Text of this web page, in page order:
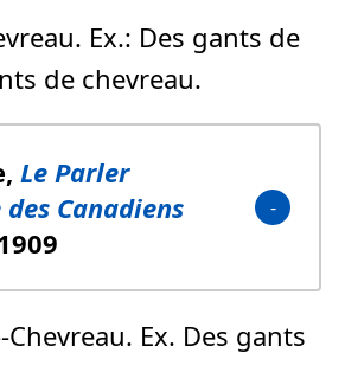
Ex.: Des gants de
de chevreau.
Le Parler
Canadiens
Chevreau. Ex. Des gants